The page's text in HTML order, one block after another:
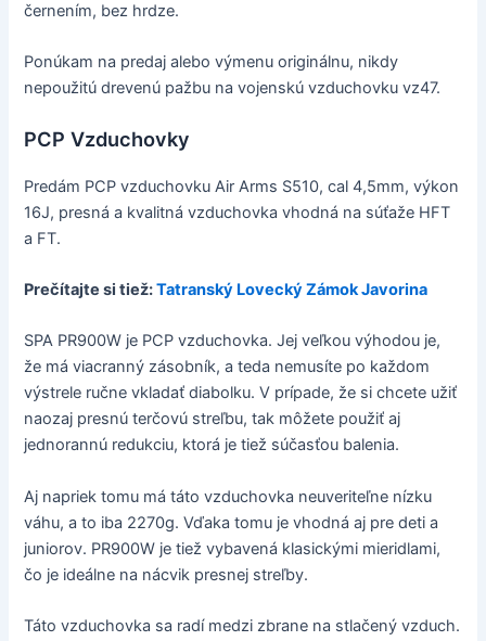
černením, bez hrdze.
Ponúkam na predaj alebo výmenu originálnu, nikdy
nepoužitú drevenú pažbu na vojenskú vzduchovku vz47.
PCP Vzduchovky
Predám PCP vzduchovku Air Arms S510, cal 4,5mm, výkon
16J, presná a kvalitná vzduchovka vhodná na súťaže HFT
a FT.
Prečítajte si tiež:Tatranský Lovecký Zámok Javorina
SPA PR900W je PCP vzduchovka. Jej veľkou výhodou je,
že má viacranný zásobník, a teda nemusíte po každom
výstrele ručne vkladať diabolku. V prípade, že si chcete užiť
naozaj presnú terčovú streľbu, tak môžete použiť aj
jednorannú redukciu, ktorá je tiež súčasťou balenia.
Aj napriek tomu má táto vzduchovka neuveriteľne nízku
váhu, a to iba 2270g. Vďaka tomu je vhodná aj pre deti a
juniorov. PR900W je tiež vybavená klasickými mieridlami,
čo je ideálne na nácvik presnej streľby.
Táto vzduchovka sa radí medzi zbrane na stlačený vzduch.